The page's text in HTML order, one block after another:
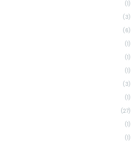
(1)
(3)
(6)
(1)
(1)
(1)
(3)
(1)
(27)
(1)
(1)